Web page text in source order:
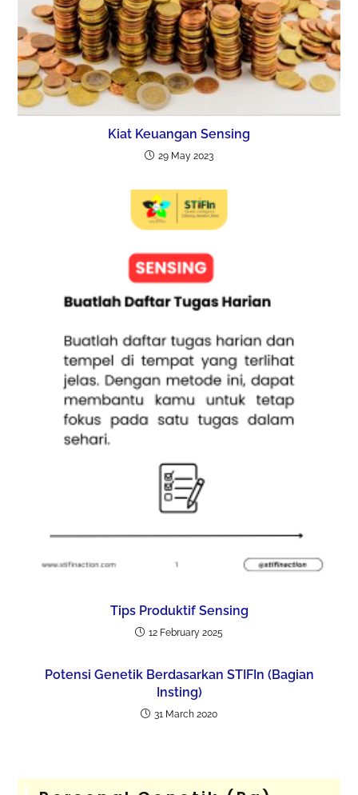
Kiat Keuangan Sensing
29 May 2023
Tips Produktif Sensing
12 February 2025
Potensi Genetik Berdasarkan STIFIn (Bagian
Insting)
31 March 2020